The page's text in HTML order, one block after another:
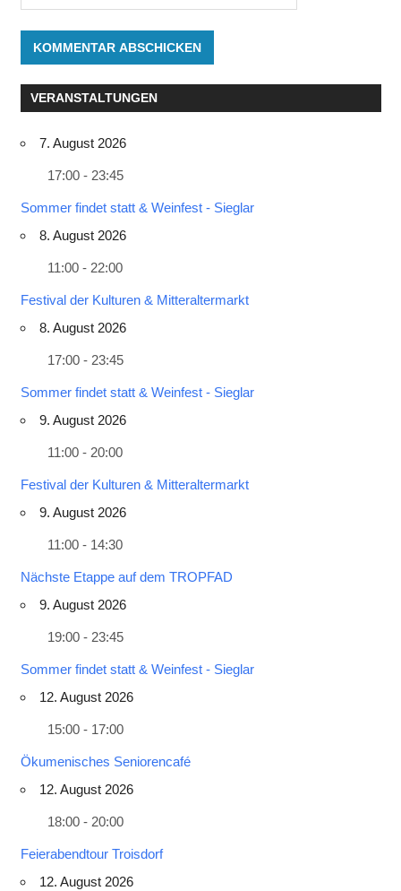
VERANSTALTUNGEN
7. August 2026
17:00 - 23:45
Sommer findet statt & Weinfest - Sieglar
8. August 2026
11:00 - 22:00
Festival der Kulturen & Mitteraltermarkt
8. August 2026
17:00 - 23:45
Sommer findet statt & Weinfest - Sieglar
9. August 2026
11:00 - 20:00
Festival der Kulturen & Mitteraltermarkt
9. August 2026
11:00 - 14:30
Nächste Etappe auf dem TROPFAD
9. August 2026
19:00 - 23:45
Sommer findet statt & Weinfest - Sieglar
12. August 2026
15:00 - 17:00
Ökumenisches Seniorencafé
12. August 2026
18:00 - 20:00
Feierabendtour Troisdorf
12. August 2026